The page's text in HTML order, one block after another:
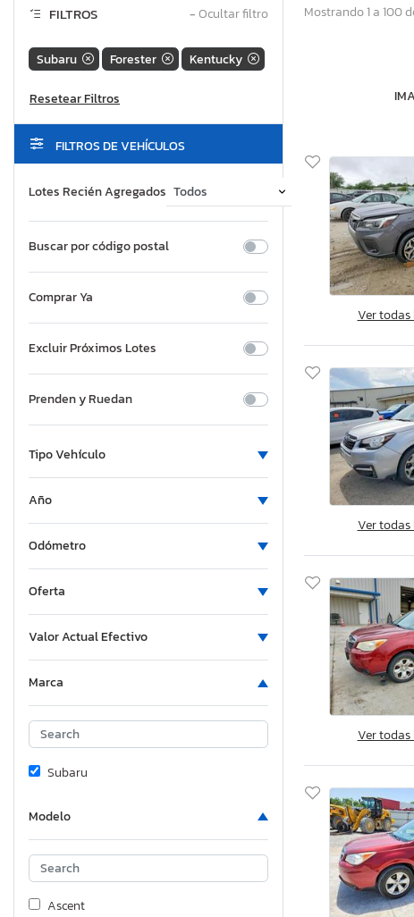
FILTROS −Ocultar filtro
Subaru Forester Kentucky
FILTROS DE VEHÍCULOS
Lotes Recién Agregados
Buscar por código postal
Comprar Ya
Excluir Próximos Lotes
Prenden y Ruedan
Tipo Vehículo
Año
Odómetro
Oferta
Valor Actual Efectivo
Marca
Subaru
Modelo
Ascent
Mostrando 1 a 100
Ver
Ver
Ver todas